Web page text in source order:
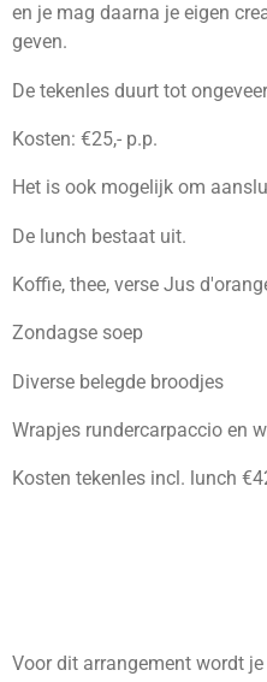
en je mag daarna je eigen
geven.
De tekenles duurt tot
Kosten: €25,- p.p.
Het is ook mogelijk om
De lunch bestaat uit.
Koffie, thee, verse Jus
Zondagse soep
Diverse belegde broodjes
Wrapjes rundercarpaccio en
Kosten tekenles incl. lunch
Voor dit arrangement wordt